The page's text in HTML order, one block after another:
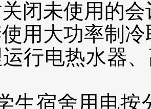
闭未使用的会
用大功率制冷
行电热水器
生宿舍用电按